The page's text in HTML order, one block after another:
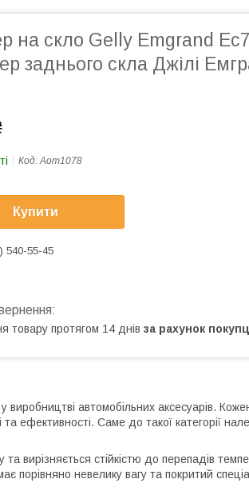
на скло Gelly Emgrand Ec7
заднього скла Джілі
Код:Aom1078
Купити
540-55-45
товару протягом 14 днів за рахунок
автомобільних аксесуарів.
ефективності. Саме до такої категорії
вирізняється стійкістю до перепадів
порівняно невелику вагу та покритий